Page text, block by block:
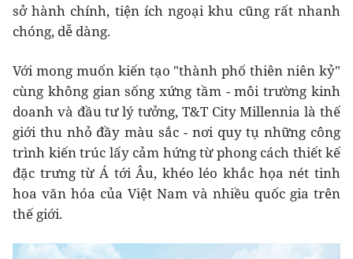
sở hành chính, tiện ích ngoại khu cũng rất nhanh
chóng, dễ dàng.
Với mong muốn kiến tạo "thành phố thiên niên kỷ"
cùng không gian sống xứng tầm - môi trường kinh
doanh và đầu tư lý tưởng, T&T City Millennia là thế
giới thu nhỏ đầy màu sắc - nơi quy tụ những công
trình kiến trúc lấy cảm hứng từ phong cách thiết kế
đặc trưng từ Á tới Âu, khéo léo khắc họa nét tinh
hoa văn hóa của Việt Nam và nhiều quốc gia trên
thế giới.